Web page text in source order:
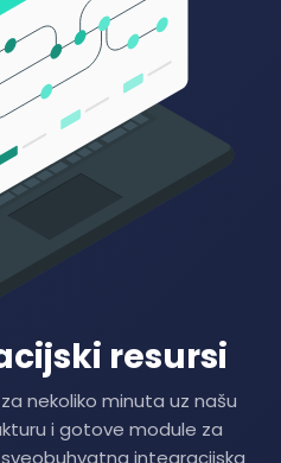
resursi
nekoliko minuta uz našu
i gotove module za
integracijska